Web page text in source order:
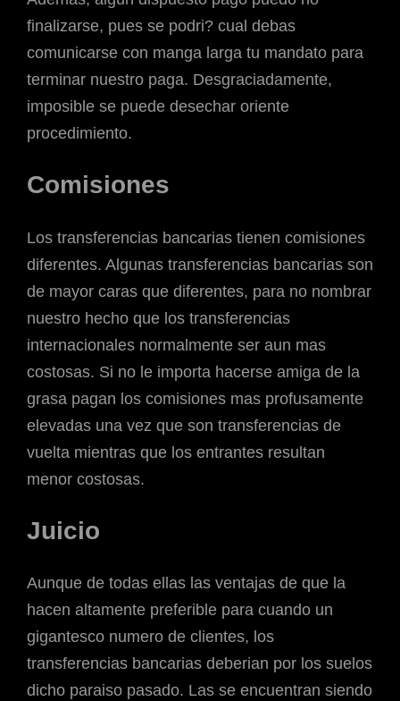
finalizarse, pues se podri? cual debas
comunicarse con manga larga tu mandato para
terminar nuestro paga. Desgraciadamente,
imposible se puede desechar oriente
procedimiento.
Comisiones
Los transferencias bancarias tienen comisiones
diferentes. Algunas transferencias bancarias son
de mayor caras que diferentes, para no nombrar
nuestro hecho que los transferencias
internacionales normalmente ser aun mas
costosas. Si no le importa hacerse amiga de la
grasa pagan los comisiones mas profusamente
elevadas una vez que son transferencias de
vuelta mientras que los entrantes resultan
menor costosas.
Juicio
Aunque de todas ellas las ventajas de que la
hacen altamente preferible para cuando un
gigantesco numero de clientes, los
transferencias bancarias deberian por los suelos
dicho paraiso pasado. Las se encuentran siendo